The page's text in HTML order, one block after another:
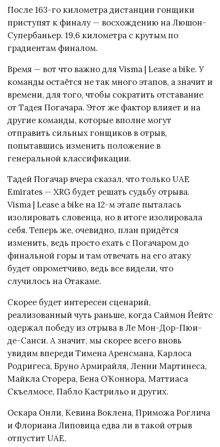
После 163-го километра дистанции гонщики
приступят к финалу — восхождению на Люшон-
Супербаньер. 19,6 километра с крутым по
градиентам финалом.
Время — вот что важно для Visma | Lease a bike. У
команды остаётся не так много этапов, а значит и
времени, для того, чтобы сократить отставание
от Тадея Погачара. Этот же фактор влияет и на
другие команды, которые вполне могут
отправить сильных гонщиков в отрыв,
попытавшись изменить положение в
генеральной классификации.
Тадей Погачар вчера сказал, что только UAE
Emirates — XRG будет решать судьбу отрыва.
Visma | Lease a bike на 12-м этапе пыталась
изолировать словенца, но в итоге изолировала
себя. Теперь же, очевидно, план придётся
изменить, ведь просто ехать с Погачаром до
финальной горы и там отвечать на его атаку
будет опрометчиво, ведь все видели, что
случилось на Отакаме.
Скорее будет интересен сценарий,
реализованный чуть раньше, когда Саймон Йейтс
одержал победу из отрыва в Ле Мон-Дор-Пюи-
де-Санси. А значит, мы скорее всего вновь
увидим впереди Тимена Аренсмана, Карлоса
Родригеса, Бруно Армирайля, Ленни Мартинеса,
Майкла Сторера, Бена О’Коннора, Маттиаса
Скъелмосе, Пабло Кастрильо и других.
Оскара Онли, Кевина Воклена, Приможа Роглича
и Флориана Липовица едва ли в такой отрыв
отпустит UAE.